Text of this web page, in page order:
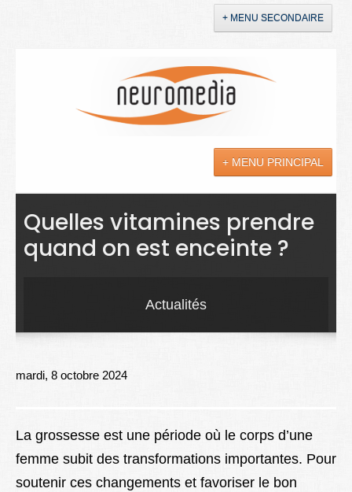
+ MENU SECONDAIRE
+ MENU PRINCIPAL
Actualités
Sciences
Droit
Lexique
Quelles vitamines prendre
quand on est enceinte ?
Actualités
mardi, 8 octobre 2024
La grossesse est une période où le corps d’une
femme subit des transformations importantes. Pour
soutenir ces changements et favoriser le bon